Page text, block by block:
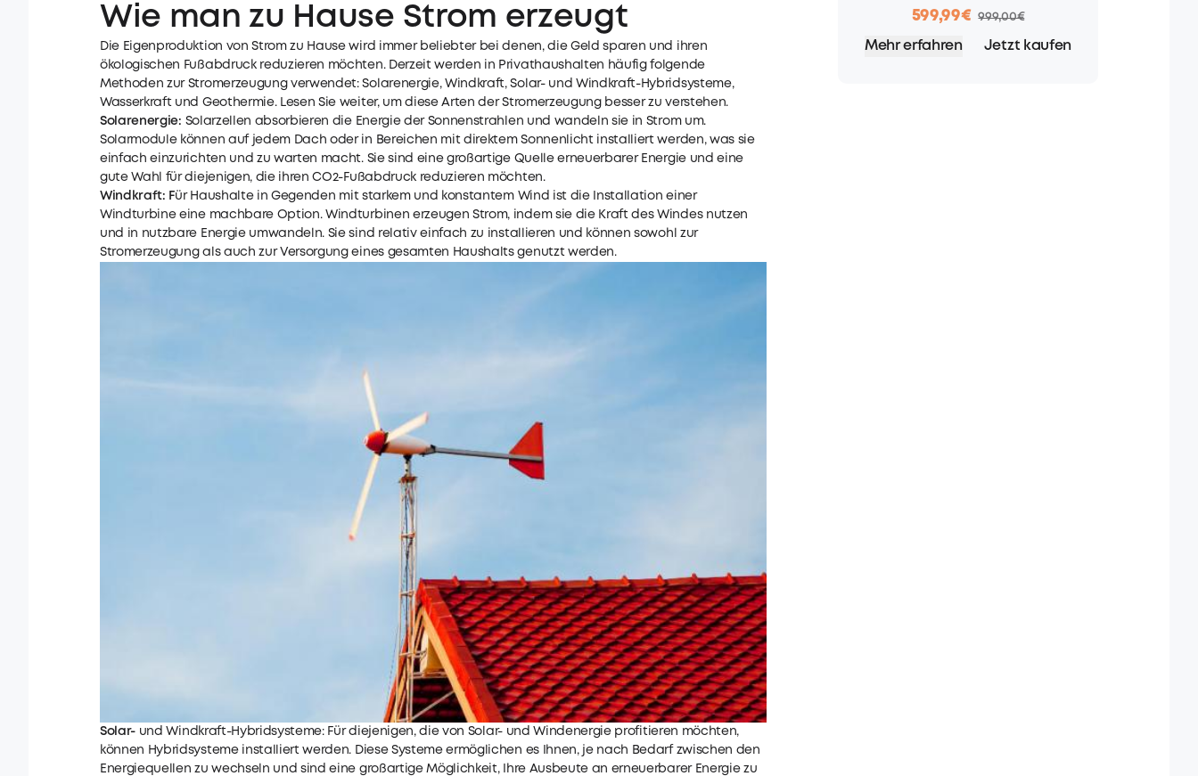
Wie man zu Hause Strom erzeugt
Die Eigenproduktion von Strom zu Hause wird immer beliebter bei denen, die Geld sparen und ihren
ökologischen Fußabdruck reduzieren möchten. Derzeit werden in Privathaushalten häufig folgende
Methoden zur Stromerzeugung verwendet: Solarenergie, Windkraft, Solar- und Windkraft-Hybridsysteme,
Wasserkraft und Geothermie. Lesen Sie weiter, um diese Arten der Stromerzeugung besser zu verstehen.
Solarenergie: Solarzellen absorbieren die Energie der Sonnenstrahlen und wandeln sie in Strom um.
Solarmodule können auf jedem Dach oder in Bereichen mit direktem Sonnenlicht installiert werden, was sie
einfach einzurichten und zu warten macht. Sie sind eine großartige Quelle erneuerbarer Energie und eine
gute Wahl für diejenigen, die ihren CO2-Fußabdruck reduzieren möchten.
Windkraft: Für Haushalte in Gegenden mit starkem und konstantem Wind ist die Installation einer
Windturbine eine machbare Option. Windturbinen erzeugen Strom, indem sie die Kraft des Windes nutzen
und in nutzbare Energie umwandeln. Sie sind relativ einfach zu installieren und können sowohl zur
Stromerzeugung als auch zur Versorgung eines gesamten Haushalts genutzt werden.
Solar- und Windkraft-Hybridsysteme: Für diejenigen, die von Solar- und Windenergie profitieren möchten,
können Hybridsysteme installiert werden. Diese Systeme ermöglichen es Ihnen, je nach Bedarf zwischen den
Energiequellen zu wechseln und sind eine großartige Möglichkeit, Ihre Ausbeute an erneuerbarer Energie zu
599,99€ 999,00€
Mehr erfahren Jetzt kaufen